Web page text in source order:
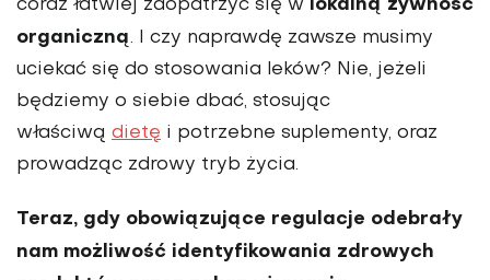
coraz łatwiej zaopatrzyć się w
lokalną żywność
organiczną. I czy naprawdę zawsze musimy
uciekać się do stosowania leków? Nie, jeżeli
będziemy o siebie dbać, stosując
właściwą dietę i potrzebne suplementy, oraz
prowadząc zdrowy tryb życia.
Teraz, gdy obowiązujące regulacje odebrały
nam możliwość identyfikowania zdrowych